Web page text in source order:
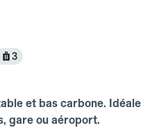
3
et bas carbone. Idéale
gare ou aéroport.